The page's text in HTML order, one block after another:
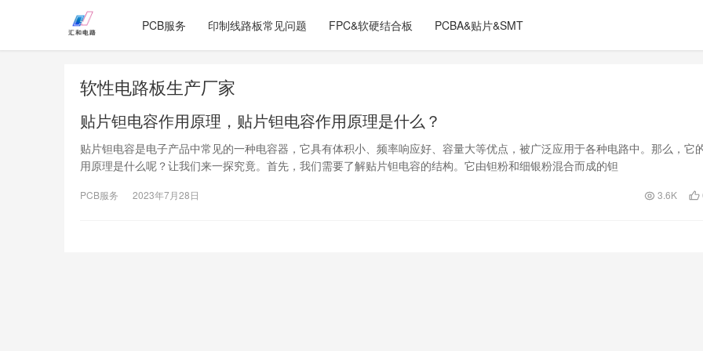
PCB服务 印制线路板常见问题 FPC&软硬结合板 PCBA&贴片&SMT
软性电路板生产厂家
贴片钽电容作用原理，贴片钽电容作用原理是什么？
贴片钽电容是电子产品中常见的一种电容器，它具有体积小、频率响应好、容量大等优点，被广泛应用于各种电路中。那么，它
用原理是什么呢？让我们来一探究竟。首先，我们需要了解贴片钽电容的结构。它由钽粉和细银粉混合而成的钽
PCB服务 2023年7月28日 3.6K